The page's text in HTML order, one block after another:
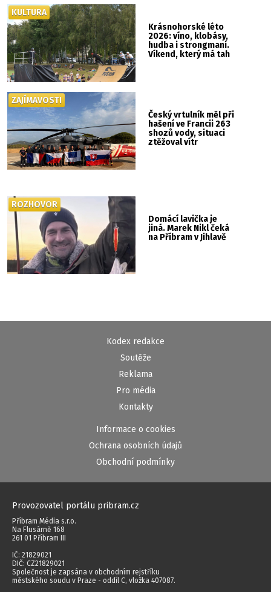
Krásnohorské léto
2026: víno, klobásy,
hudba i strongmani.
Víkend, který má tah
KULTURA
Český vrtulník měl při
hašení ve Francii 263
shozů vody, situaci
ztěžoval vítr
ZAJÍMAVOSTI
Domácí lavička je
jiná. Marek Nikl čeká
na Příbram v Jihlavě
ROZHOVOR
Kodex redakce
Soutěže
Reklama
Pro média
Kontakty
Informace o cookies
Ochrana osobních údajů
Obchodní podmínky
Provozovatel portálu pribram.cz
Příbram Média s.r.o.
Na Flusárně 168
261 01 Příbram III
IČ: 21829021
DIČ: CZ21829021
Společnost je zapsána v obchodním rejstříku
městského soudu v Praze - oddíl C, vložka 407087.